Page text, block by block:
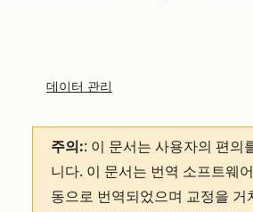
데이터 관리
주의:: 이 문서는 사용자의 편의
니다. 이 문서는 번역 소프트웨
동으로 번역되었으며 교정을 거